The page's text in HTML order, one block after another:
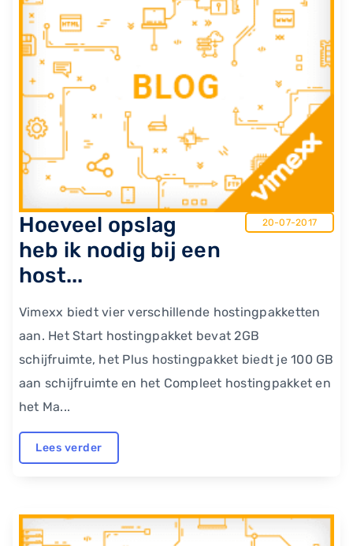
Hoeveel opslag
heb ik nodig bij een
host...
20-07-2017
Vimexx biedt vier verschillende hostingpakketten
aan. Het Start hostingpakket bevat 2GB
schijfruimte, het Plus hostingpakket biedt je 100 GB
aan schijfruimte en het Compleet hostingpakket en
het Ma...
Lees verder